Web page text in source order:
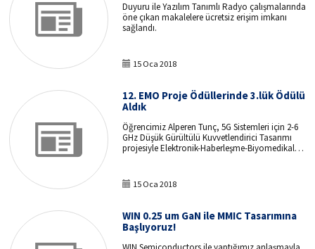
Duyuru ile Yazılım Tanımlı Radyo çalışmalarında
öne çıkan makalelere ücretsiz erişim imkanı
sağlandı.
15 Oca 2018
12. EMO Proje Ödüllerinde 3.lük Ödülü
Aldık
Öğrencimiz Alperen Tunç, 5G Sistemleri için 2-6
GHz Düşük Gürültülü Kuvvetlendirici Tasarımı
projesiyle Elektronik-Haberleşme-Biyomedikal
15 Oca 2018
WIN 0.25 um GaN ile MMIC Tasarımına
Başlıyoruz!